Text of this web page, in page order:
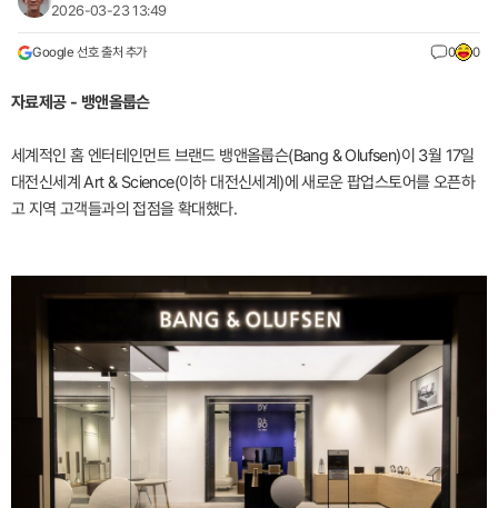
2026-03-23 13:49
Google 선호 출처 추가 0 0
자료제공 - 뱅앤올룹슨
세계적인 홈 엔터테인먼트 브랜드 뱅앤올룹슨(Bang & Olufsen)이 3월 17일
대전신세계 Art & Science(이하 대전신세계)에 새로운 팝업스토어를 오픈하
고 지역 고객들과의 접점을 확대했다.